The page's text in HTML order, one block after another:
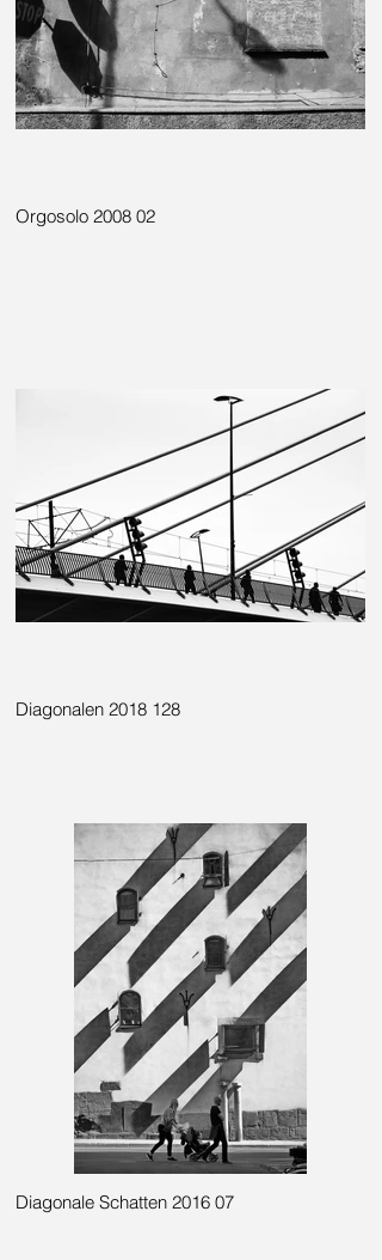
Orgosolo 2008 02
Diagonalen 2018 128
Diagonale Schatten 2016 07